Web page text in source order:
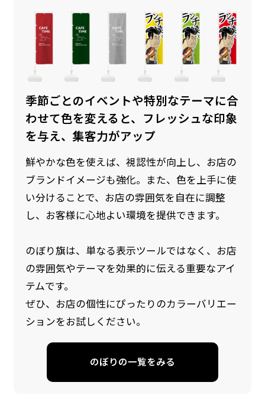
季節ごとのイベントや特別なテーマに合
わせて色を変えると、フレッシュな印象
を与え、集客力がアップ
鮮やかな色を使えば、視認性が向上し、お店の
ブランドイメージも強化。また、色を上手に使
い分けることで、お店の雰囲気を自在に調整
し、お客様に心地よい環境を提供できます。
のぼり旗は、単なる表示ツールではなく、お店
の雰囲気やテーマを効果的に伝える重要なアイ
テムです。
ぜひ、お店の個性にぴったりのカラーバリエー
ションをお試しください。
のぼりの一覧をみる
防炎加工（納期+1営業日）［ +540円 ］
のぼり旗の防炎加工は、消防法で定められてい
る場所でのぼり旗を使用する際に推奨されてい
燃えにくくなります。（燃えるというより溶け
るに近くなるイメージ）一般的な方法は、旗の